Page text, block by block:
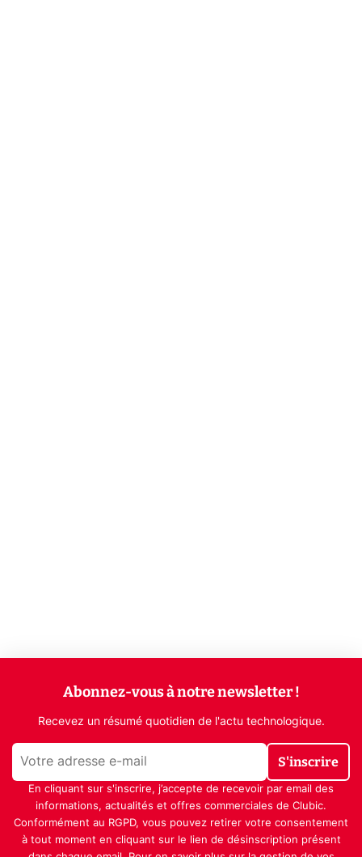
Abonnez-vous à notre newsletter !
Recevez un résumé quotidien de l'actu technologique.
S'inscrire
En cliquant sur s'inscrire, j’accepte de recevoir par email des
informations, actualités et offres commerciales de Clubic.
Conformément au RGPD, vous pouvez retirer votre consentement
à tout moment en cliquant sur le lien de désinscription présent